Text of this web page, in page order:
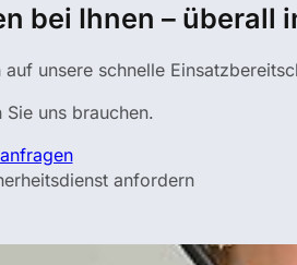
bei Ihnen – überall
auf unsere schnelle
uns brauchen.
anfordern